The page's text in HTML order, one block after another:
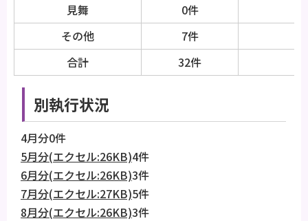
見舞
0件
その他
7件
合計
32件
別執行状況
4月分0件
5月分(エクセル:26KB)4件
6月分(エクセル:26KB)3件
7月分(エクセル:27KB)5件
8月分(エクセル:26KB)3件